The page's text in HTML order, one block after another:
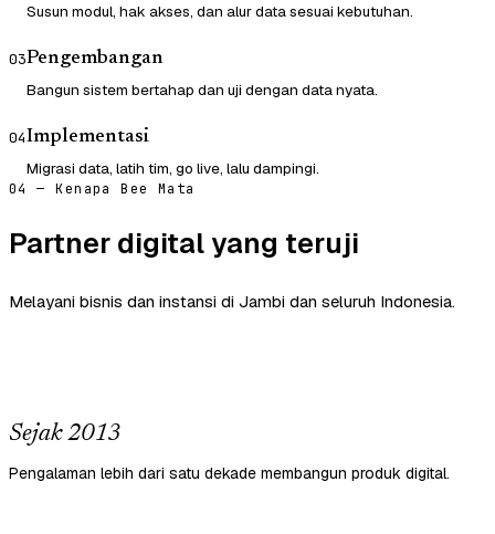
Susun modul, hak akses, dan alur data sesuai kebutuhan.
03Pengembangan
Bangun sistem bertahap dan uji dengan data nyata.
04Implementasi
Migrasi data, latih tim, go live, lalu dampingi.
04 — Kenapa Bee Mata
Partner digital yang teruji
Melayani bisnis dan instansi di Jambi dan seluruh Indonesia.
Sejak 2013
Pengalaman lebih dari satu dekade membangun produk digital.